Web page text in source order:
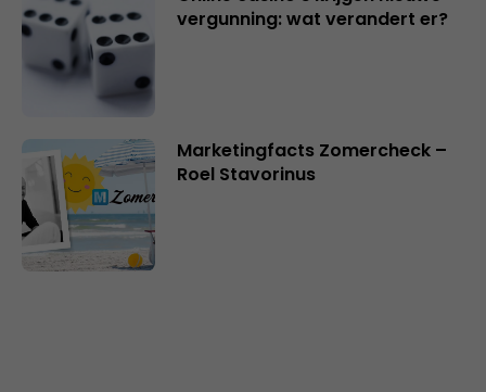
vergunning: wat verandert er?
Marketingfacts Zomercheck –
Roel Stavorinus